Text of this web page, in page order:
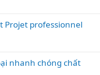
Projet professionnel
nhanh chóng chất